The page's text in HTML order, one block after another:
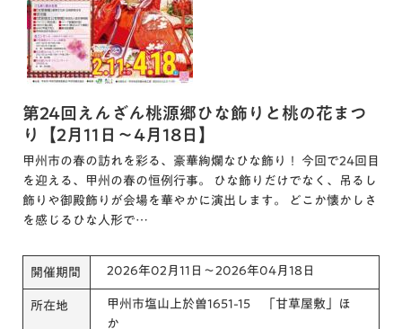
第24回えんざん桃源郷ひな飾りと桃の花まつ
り【2月11日～4月18日】
甲州市の春の訪れを彩る、豪華絢爛なひな飾り！ 今回で24回目
を迎える、甲州の春の恒例行事。 ひな飾りだけでなく、吊るし
飾りや御殿飾りが会場を華やかに演出します。 どこか懐かしさ
を感じるひな人形で…
開催期間 2026年02月11日～2026年04月18日
所在地
甲州市塩山上於曽1651-15 「甘草屋敷」ほ
か